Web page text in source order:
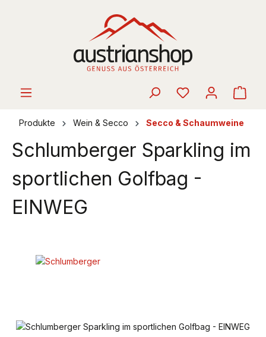
Produkte Wein & Secco Secco & Schaumweine
Schlumberger Sparkling im
sportlichen Golfbag -
EINWEG
Bildergalerie überspringen